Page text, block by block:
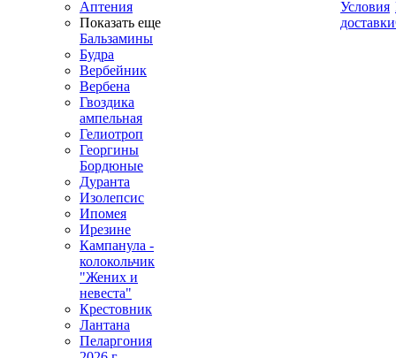
Аптения
Показать еще
Бальзамины
Будра
Вербейник
Вербена
Гвоздика
ампельная
Гелиотроп
Георгины
Бордюные
Дуранта
Изолепсис
Ипомея
Ирезине
Кампанула -
колокольчик
"Жених и
невеста"
Крестовник
Лантана
Пеларгония
Условия
доставки